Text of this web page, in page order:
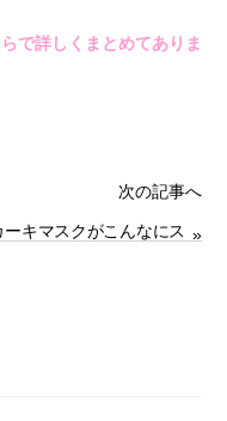
で詳しくまとめてありま
次の記事へ
ーキマスクがこんなにス »